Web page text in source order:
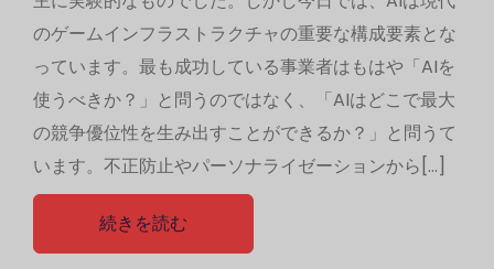
のゲームインフラストラクチャの重要な構成要素とな
っています。最も成功している事業者はもはや「AIを
使うべきか？」と問うのではなく、「AIはどこで最大
の競争優位性を生み出すことができるか？」と問うて
います。不正防止やパーソナライゼーションから[…]
続きを読む